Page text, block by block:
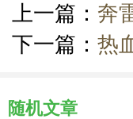
上一篇： 奔
下一篇： 热
随机文章